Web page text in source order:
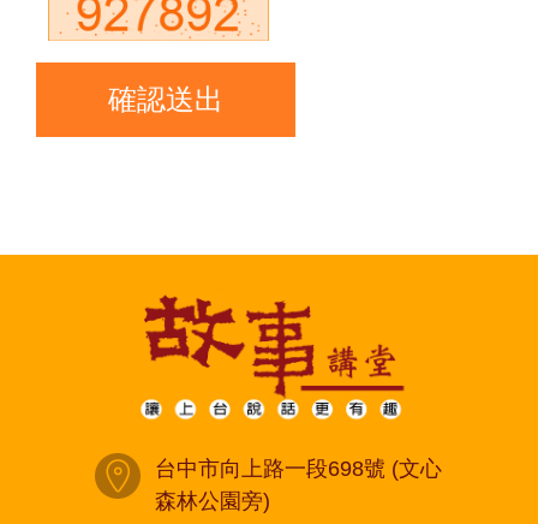
台中市向上路一段698號 (文心
森林公園旁)